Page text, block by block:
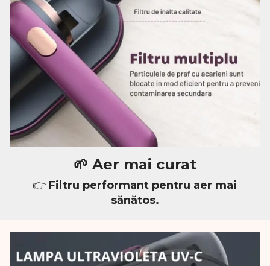
🌱 Aer mai curat
👉 Filtru performant pentru aer mai
sănătos.